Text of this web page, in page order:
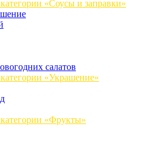
«Соусы и заправки»
салатов
«Украшение»
«Фрукты»